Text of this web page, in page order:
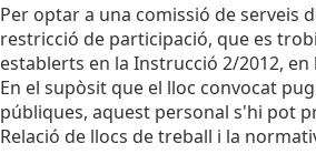
Per optar a una comissió de serveis
restricció de participació, que es
establerts en la Instrucció 2/2012,
En el supòsit que el lloc convocat
públiques, aquest personal s'hi pot
Relació de llocs de treball i la